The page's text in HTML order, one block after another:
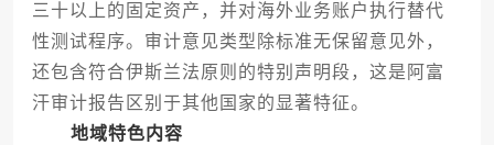
三十以上的固定资产，并对海外业务账户执行替代
性测试程序。审计意见类型除标准无保留意见外，
还包含符合伊斯兰法原则的特别声明段，这是阿富
汗审计报告区别于其他国家的显著特征。
地域特色内容